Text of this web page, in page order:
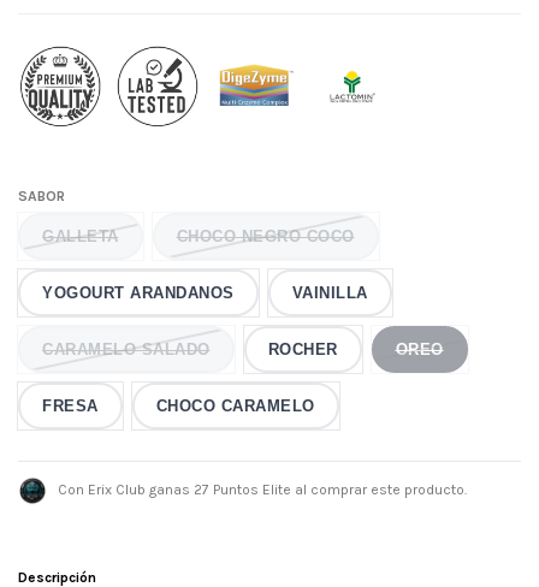
SABOR
GALLETA CHOCO NEGRO COCO
YOGOURT ARANDANOS VAINILLA
CARAMELO SALADO ROCHER OREO
FRESA CHOCO CARAMELO
Con Erix Club ganas 27 Puntos Elite al comprar este producto.
Descripción